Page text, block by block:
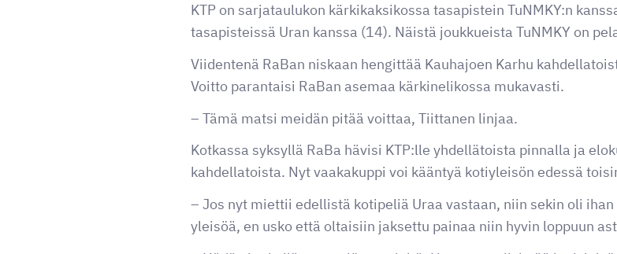
KTP on sarjataulukon kärkikaksikossa tasapistein TuNMKY:n
tasapisteissä Uran kanssa (14). Näistä joukkueista TuNMKY on
Viidentenä RaBan niskaan hengittää Kauhajoen Karhu
Voitto parantaisi RaBan asemaa kärkinelikossa mukavasti.
– Tämä matsi meidän pitää voittaa, Tiittanen linjaa.
Kotkassa syksyllä RaBa hävisi KTP:lle yhdellätoista pinnalla ja
kahdellatoista. Nyt vaakakuppi voi kääntyä kotiyleisön edessä
– Jos nyt miettii edellistä kotipeliä Uraa vastaan, niin sekin oli
yleisöä, en usko että oltaisiin jaksettu painaa niin hyvin loppuun